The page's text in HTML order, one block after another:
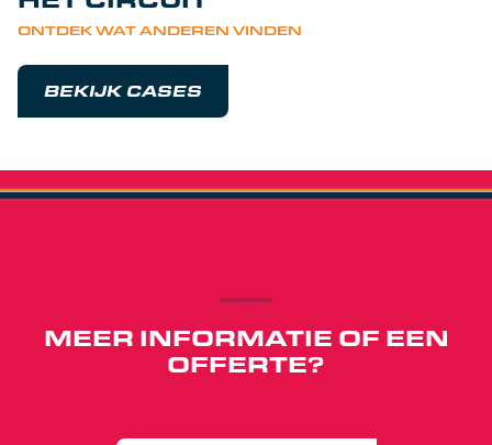
ONTDEK WAT ANDEREN VINDEN
BEKIJK CASES
MEER INFORMATIE OF EEN
OFFERTE?